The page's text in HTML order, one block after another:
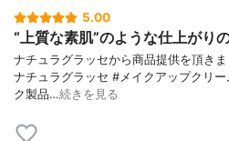
5.00
“上質な素肌”のような仕上がり
ナチュラグラッセから商品提供を頂き
ナチュラグラッセ #メイクアップクリ
ク製品…続きを見る